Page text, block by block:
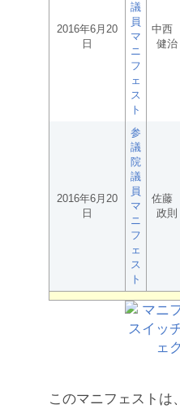
2016年6月20
日
議
員
マ
ニ
フ
ェ
ス
ト
中西
健治
2016年6月20
日
参
議
院
議
員
マ
ニ
フ
ェ
ス
ト
佐藤
政則
このマニフェストは、